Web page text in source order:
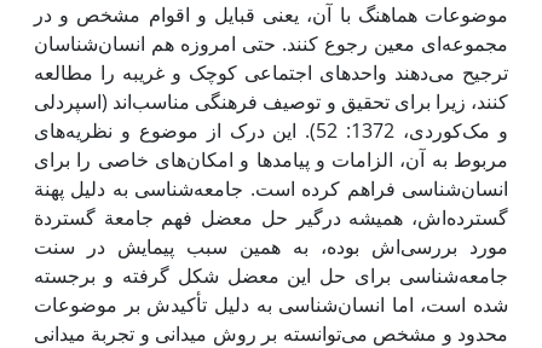
موضوعات هماهنگ با آن، یعنی قبایل و اقوام مشخص و در
مجموعه‌ای معین رجوع کنند. حتی امروزه هم انسان‌شناسان
ترجیح می‌دهند واحدهای اجتماعی کوچک و غریبه را مطالعه
کنند، زیرا ‌برای تحقیق و توصیف فرهنگی مناسب‌اند (اسپردلی
و مک‌کوردی، 1372: 52). ‌این درک از موضوع و نظریه‌های
مربوط به آن، الزامات و پیامدها و امکان‌های خاصی را برای
انسان‌شناسی فراهم کرده است. جامعه‌شناسی به دلیل پهنة
گسترده‌اش، همیشه درگیر حل معضل فهم جامعة گستردة
مورد بررسی‌اش بوده، به همین سبب پیمایش در سنت
جامعه‌شناسی برای حل ‌این معضل شکل گرفته و برجسته
شده است، اما انسان‌شناسی به دلیل تأکیدش بر موضوعات
محدود و مشخص می‌توانسته بر روش میدانی و تجربة میدانی